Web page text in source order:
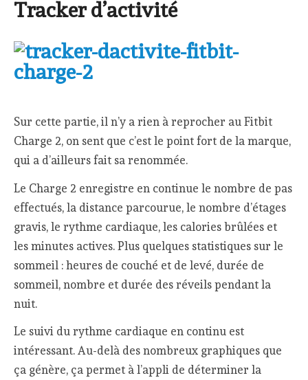
Tracker d’activité
Sur cette partie, il n’y a rien à reprocher au Fitbit
Charge 2, on sent que c’est le point fort de la marque,
qui a d’ailleurs fait sa renommée.
Le Charge 2 enregistre en continue le nombre de pas
effectués, la distance parcourue, le nombre d’étages
gravis, le rythme cardiaque, les calories brûlées et
les minutes actives. Plus quelques statistiques sur le
sommeil : heures de couché et de levé, durée de
sommeil, nombre et durée des réveils pendant la
nuit.
Le suivi du rythme cardiaque en continu est
intéressant. Au-delà des nombreux graphiques que
ça génère, ça permet à l’appli de déterminer la